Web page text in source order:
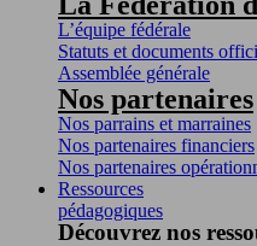
L’équipe fédérale
Statuts et documents
Assemblée générale
Nos partenaires
Nos parrains et marraines
Nos partenaires financiers
Nos partenaires
Ressources
pédagogiques
Découvrez nos